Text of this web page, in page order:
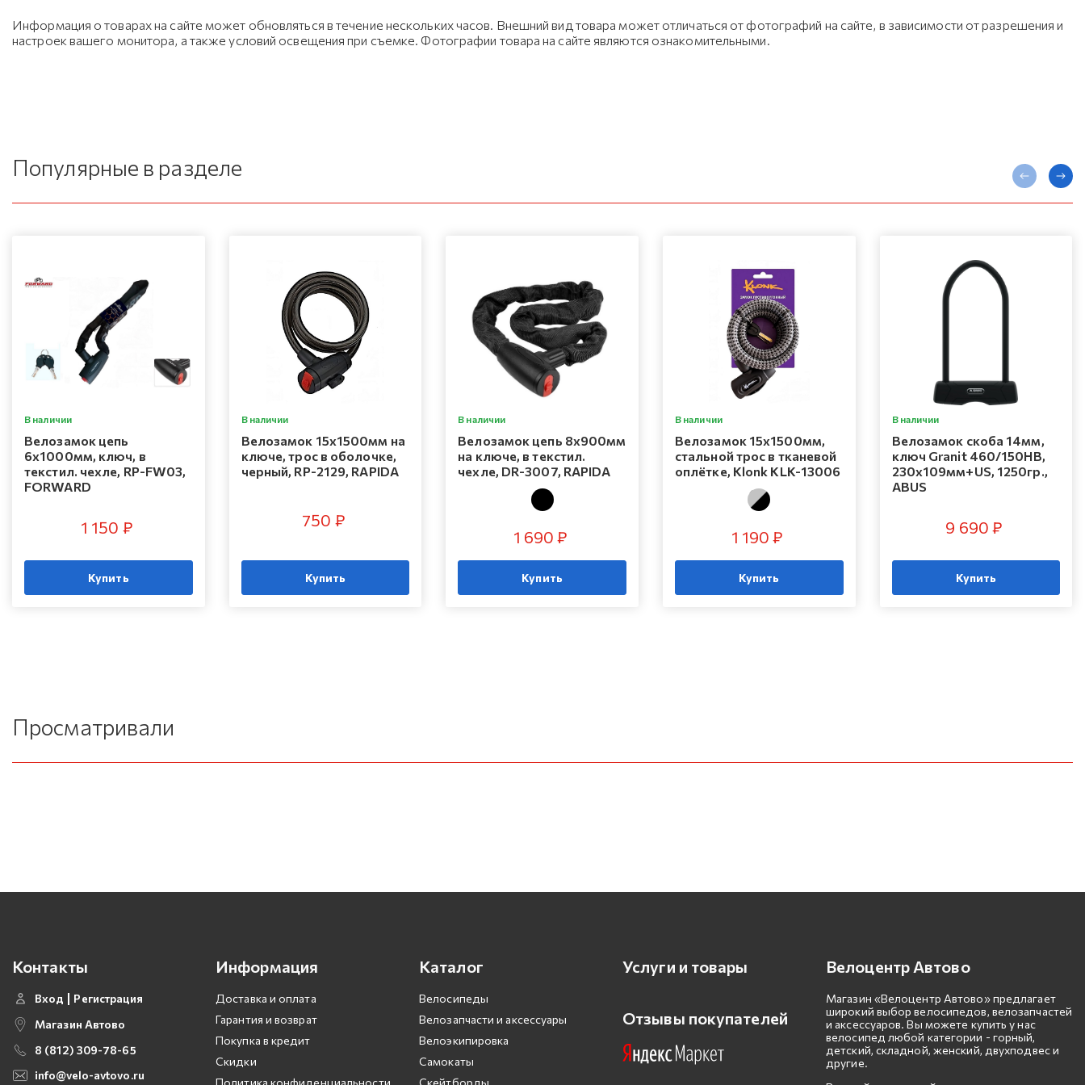
Информация о товарах на сайте может обновляться в течение нескольких часов. Внешний вид товара может отличаться от фотографий на сайте, в зависимости от разрешения и
настроек вашего монитора, а также условий освещения при съемке. Фотографии товара на сайте являются ознакомительными.
Популярные в разделе
В наличии
Велозамок цепь
6х1000мм, ключ, в
текстил. чехле, RP-FW03,
FORWARD
1 150 ₽
Купить
В наличии
Велозамок 15x1500мм на
ключе, трос в оболочке,
черный, RP-2129, RAPIDA
750 ₽
Купить
В наличии
Велозамок цепь 8х900мм
на ключе, в текстил.
чехле, DR-3007, RAPIDA
1 690 ₽
Купить
В наличии
Велозамок 15х1500мм,
стальной трос в тканевой
оплётке, Klonk KLK-13006
1 190 ₽
Купить
В наличии
Велозамок скоба 14мм,
ключ Granit 460/150HB,
230x109мм+US, 1250гр.,
ABUS
9 690 ₽
Купить
Просматривали
Контакты
Вход
Регистрация
Магазин Автово
8 (812) 309-78-65
info@velo-avtovo.ru
Информация
Доставка и оплата
Гарантия и возврат
Покупка в кредит
Скидки
Политика конфиденциальности
Каталог
Велосипеды
Велозапчасти и аксессуары
Велоэкипировка
Самокаты
Скейтборды
Услуги и товары
Отзывы покупателей
Велоцентр Автово
Магазин «Велоцентр Автово» предлагает
широкий выбор велосипедов, велозапчастей
и аксессуаров. Вы можете купить у нас
велосипед любой категории - горный,
детский, складной, женский, двухподвес и
другие.